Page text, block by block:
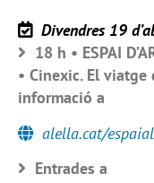
Divendres 19
18 h • ESPAI
• Cinexic. El viatge
informació a
alella.cat/
Entrades a